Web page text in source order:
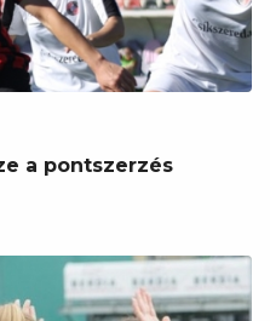
a pontszerzés